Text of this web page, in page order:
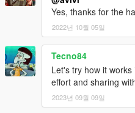
Yes, thanks for the
2022년 10월 05일
Tecno84
Let's try how it
effort and sharing
2023년 09월 09일